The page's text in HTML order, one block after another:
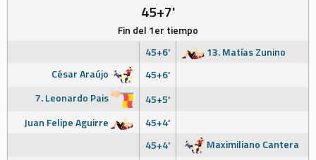
45+7'
Fin del 1er tiempo
45+6'
13. Matías Zunino
César Araújo
45+6'
7. Leonardo Pais
45+5'
Juan Felipe Aguirre
45+4'
45+4'
Maximiliano Cantera